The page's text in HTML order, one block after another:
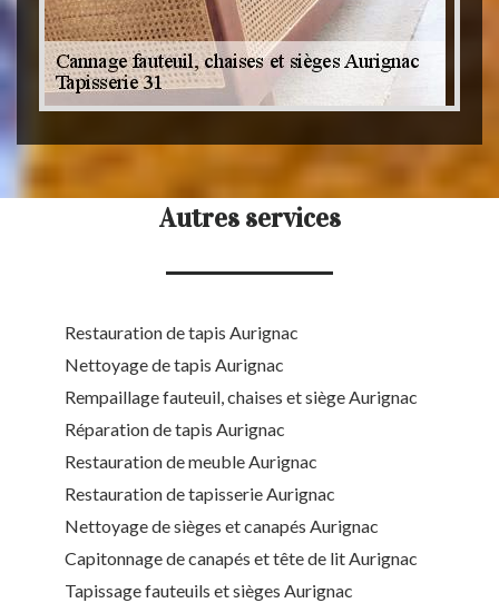
Autres services
Restauration de tapis Aurignac
Nettoyage de tapis Aurignac
Rempaillage fauteuil, chaises et siège Aurignac
Réparation de tapis Aurignac
Restauration de meuble Aurignac
Restauration de tapisserie Aurignac
Nettoyage de sièges et canapés Aurignac
Capitonnage de canapés et tête de lit Aurignac
Tapissage fauteuils et sièges Aurignac